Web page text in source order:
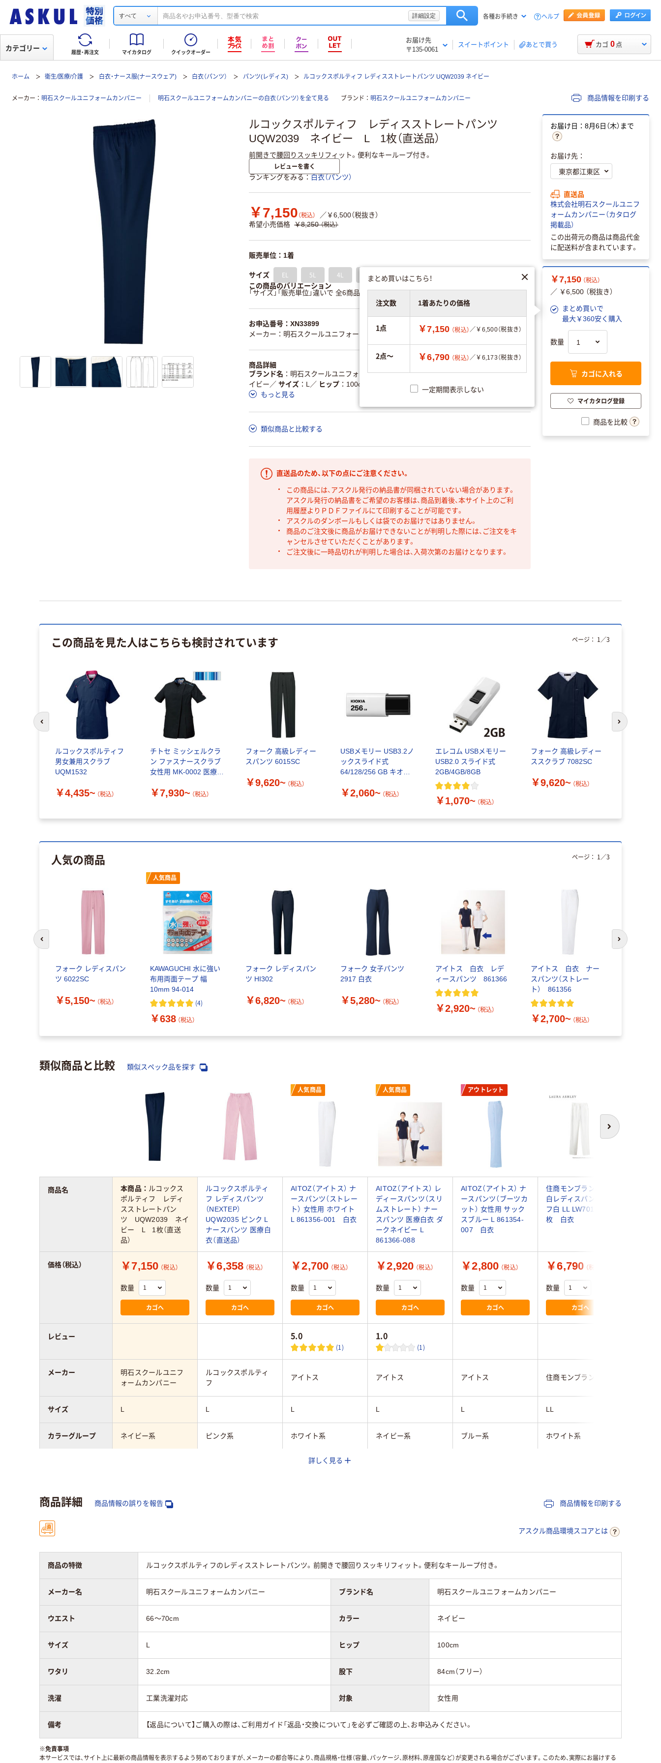
すべて 詳細設定 各種お手続き ヘルプ
履歴・再注文 マイカタログ クイックオーダー
お届け先
〒135-0061
スイートポイント あとで買う
カテゴリー カゴ 0 点
ホーム 衛生/医療/介護 白衣・ナース服(ナースウェア) 白衣（パンツ） パンツ(レディス) ルコックスポルティフ レディスストレートパンツ UQW2039 ネイビー
メーカー 明石スクールユニフォームカンパニー 明石スクールユニフォームカンパニーの白衣（パンツ）を全て見る ブランド 明石スクールユニフォームカンパニー 商品情報を印刷する
ルコックスポルティフ レディスストレートパンツ
UQW2039 ネイビー L 1枚（直送品）
前開きで腰回りスッキリフィット。便利なキーループ付き。
レビューを書く
ランキングをみる 白衣（パンツ）
￥7,150 （税込）
／￥6,500（税抜き）
希望小売価格 ￥8,250 （税込）
販売単位：1着
サイズ EL 5L 4L M L
この商品のバリエーション
「サイズ」「販売単位」違いで 全6商品 あります。 すべてのバリエーションを見る
お申込番号：XN33899
メーカー：明石スクールユニフォームカンパニー
／型番：UQW2039-L
商品詳細
ブランド名
明石スクールユニフォームカンパニー／ ウエスト 66～70cm／ カラー
ネ
イビー ／ サイズ L ／ ヒップ
100cm
もっと見る
類似商品と比較する
直送品のため、以下の点にご注意ください。
この商品には、アスクル発行の納品書が同梱されていない場合があります。
アスクル発行の納品書をご希望のお客様は、商品到着後、本サイト上のご利
用履歴よりＰＤＦファイルにて印刷することが可能です。
アスクルのダンボールもしくは袋でのお届けではありません。
商品のご注文後に商品がお届けできないことが判明した際には、ご注文をキ
ャンセルさせていただくことがあります。
ご注文後に一時品切れが判明した場合は、入荷次第のお届けとなります。
お届け日：8月6日（木）まで
お届け先：
直送品
株式会社明石スクールユニフ
ォームカンパニー（カタログ
掲載品）
この出荷元の商品は商品代金
に配送料が含まれています。
￥7,150 （税込）
／ ￥6,500 （税抜き）
まとめ買いで
最大￥360安く購入
まとめ買いはこちら！
注文数 1着あたりの価格
1点 ￥7,150 （税込）／￥6,500（税抜き）
2点～ ￥6,790 （税込）／￥6,173（税抜き）
一定期間表示しない
数量
カゴに入れる
マイカタログ登録
商品を比較
この商品を見た人はこちらも検討されています
ルコックスポルティフ
男女兼用スクラブ
UQM1532
￥4,435~ （税込）
チトセ ミッシェルクラ
ン ファスナースクラブ
女性用 MK-0002 医療白
￥7,930~ （税込）
フォーク 高級レディー
スパンツ 6015SC
￥9,620~ （税込）
USBメモリー USB3.2ノ
ックスライド式
64/128/256 GB キオク
￥2,060~ （税込）
エレコム USBメモリー
USB2.0 スライド式
2GB/4GB/8GB
￥1,070~ （税込）
フォーク 高級レディー
ススクラブ 7082SC
￥9,620~ （税込）
ページ： 1 ／3
前のスライドへ 次のスライド
人気の商品
フォーク レディスパン
ツ 6022SC
￥5,150~ （税込）
人気商品
KAWAGUCHI 水に強い
布用両面テープ 幅
10mm 94-014
(4)
￥638 （税込）
フォーク レディスパン
ツ HI302
￥6,820~ （税込）
フォーク 女子パンツ
2917 白衣
￥5,280~ （税込）
アイトス 白衣 レデ
ィースパンツ 861366
￥2,920~ （税込）
アイトス 白衣 ナー
スパンツ（ストレー
ト） 861356
￥2,700~ （税込）
ページ： 1 ／3
次のスライド
類似商品と比較 類似スペック品を探す
次へ
人気商品 人気商品 アウトレット
本商品： ルコックス
ポルティフ レディ
スストレートパン
ツ UQW2039 ネイ
ビー L 1枚（直送
品）
ルコックスポルティ
フ レディスパンツ
（NEXTEP）
UQW2035 ピンク L
ナースパンツ 医療白
衣（直送品）
AITOZ（アイトス） ナ
ースパンツ（ストレー
ト） 女性用 ホワイト
L 861356-001 白衣
AITOZ（アイトス） レ
ディースパンツ（スリ
ムストレート） ナー
スパンツ 医療白衣 ダ
ークネイビー L
861366-088
AITOZ（アイトス） ナ
ースパンツ（ブーツカ
ット） 女性用 サック
スブルー L 861354-
007 白衣
住商モンブラン オフ
白レディスパンツ オ
フ白 LL LW701-11 1
枚 白衣
￥7,150 （税込）
数量
カゴへ
￥6,358 （税込）
数量
カゴへ
￥2,700 （税込）
数量
カゴへ
￥2,920 （税込）
数量
カゴへ
￥2,800 （税込）
数量
カゴへ
￥6,790 （税込）
数量
カゴへ
5.0
(1)
1.0
(1)
明石スクールユニフ
ォームカンパニー
ルコックスポルティ
フ
アイトス アイトス アイトス 住商モンブラン
L L L L L LL
ネイビー系 ピンク系 ホワイト系 ネイビー系 ブルー系 ホワイト系
女性用
商品名
価格（税込）
レビュー
メーカー
サイズ
カラーグループ
詳しく見る
商品詳細 商品情報の誤りを報告 商品情報を印刷する
アスクル商品環境スコアとは
商品の特徴 ルコックスポルティフのレディスストレートパンツ。前開きで腰回りスッキリフィット。便利なキーループ付き。
メーカー名 明石スクールユニフォームカンパニー ブランド名 明石スクールユニフォームカンパニー
ウエスト 66～70cm カラー ネイビー
サイズ L ヒップ 100cm
ワタリ 32.2cm 股下 84cm（フリー）
洗濯 工業洗濯対応 対象 女性用
備考 【返品について】ご購入の際は、ご利用ガイド「返品・交換について」を必ずご確認の上、お申込みください。
※免責事項
本サービスでは、サイト上に最新の商品情報を表示するよう努めておりますが、メーカーの都合等により、商品規格・仕様（容量、パッケージ、原材料、原産国など）が変更される場合がございます。このため、実際にお届けする